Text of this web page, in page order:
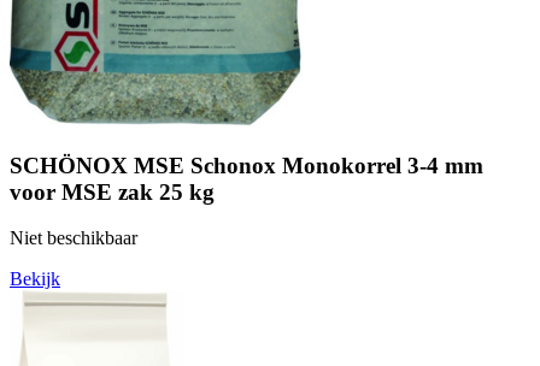
SCHÖNOX MSE Schonox Monokorrel 3-4 mm
voor MSE zak 25 kg
Niet beschikbaar
Bekijk